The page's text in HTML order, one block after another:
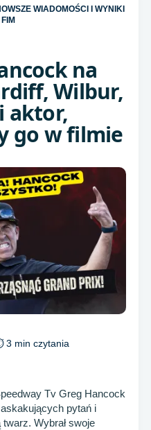
WIADOMOŚCI I WYNIKI
na
Wilbur,
aktor,
go w filmie
3 min czytania
Tv Greg Hancock
pytań i
twarz. Wybrał swoje